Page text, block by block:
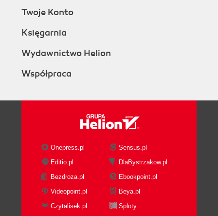
Twoje Konto
Księgarnia
Wydawnictwo Helion
Współpraca
Onepress.pl
Sensus.pl
Editio.pl
DlaBystrzakow.pl
Bezdroza.pl
Ebookpoint.pl
Videopoint.pl
Beya.pl
Czytalisek.pl
Sploty